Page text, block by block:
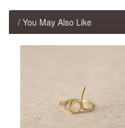
/ You May Also Like